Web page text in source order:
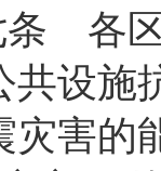
条 各
共设施
灾害的